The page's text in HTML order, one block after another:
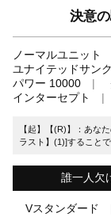
決意
ノーマルユニット
ユナイテッドサン
パワー 10000
インターセプト
【起】【(R)】：あな
ラスト】(1)]すること
誰一人欠
Vスタンダード